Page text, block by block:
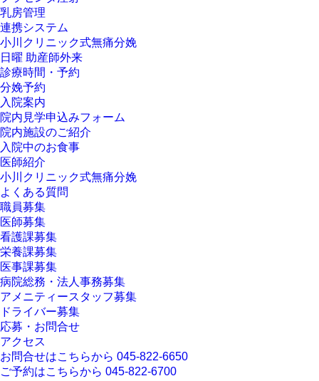
乳房管理
連携システム
小川クリニック式無痛分娩
日曜 助産師外来
診療時間・予約
分娩予約
入院案内
院内見学申込みフォーム
院内施設のご紹介
入院中のお食事
医師紹介
小川クリニック式無痛分娩
よくある質問
職員募集
医師募集
看護課募集
栄養課募集
医事課募集
病院総務・法人事務募集
アメニティースタッフ募集
ドライバー募集
応募・お問合せ
アクセス
お問合せはこちらから 045-822-6650
ご予約はこちらから 045-822-6700